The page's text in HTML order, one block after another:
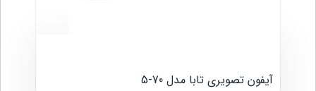
آیفون تصویری تابا مدل 70-5